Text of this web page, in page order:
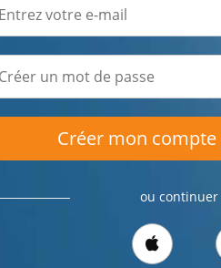
Créer mon
ou continuer